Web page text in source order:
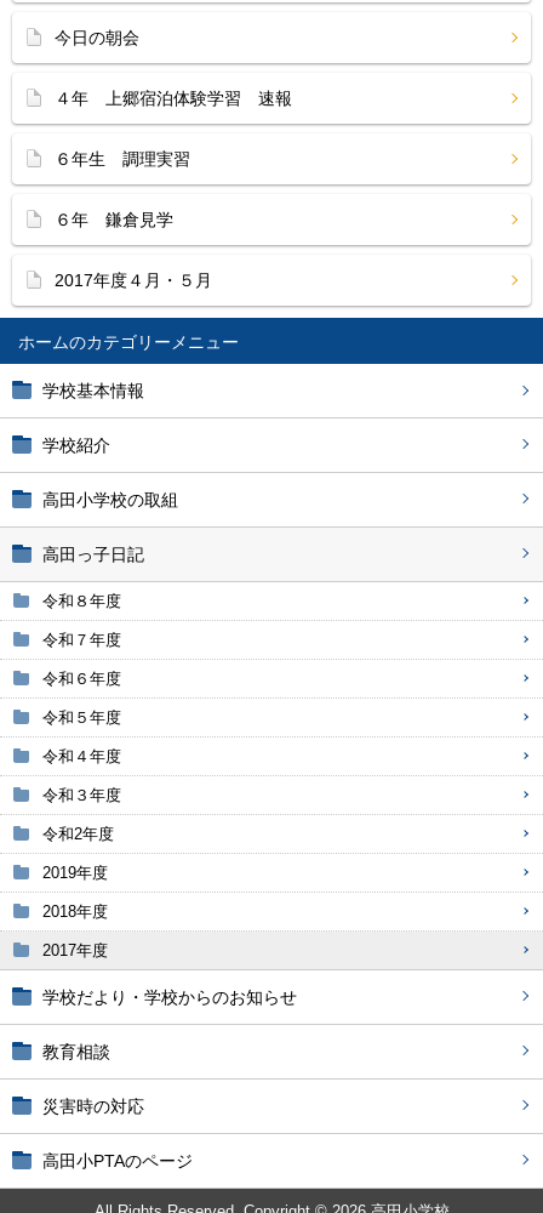
ホーム
学校基本情報
学校紹介
高田小学校の取組
高田っ子日記
令和８年度
令和７年度
令和６年度
令和５年度
令和４年度
令和３年度
令和2年度
2019年度
2018年度
2017年度
学校だより・学校からのお知らせ
教育相談
災害時の対応
高田小PTAのページ
今日の朝会
４年 上郷宿泊体験学習 速報
６年生 調理実習
６年 鎌倉見学
2017年度４月・５月